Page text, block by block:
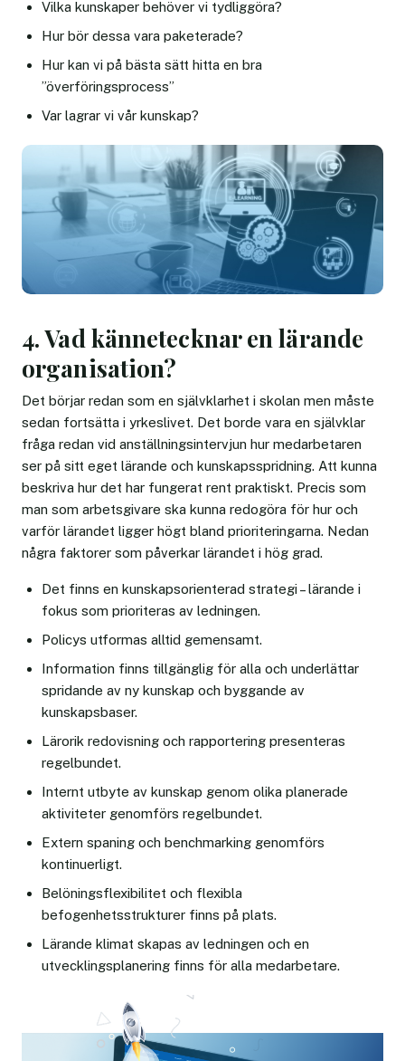
Vilka kunskaper behöver vi tydliggöra?
Hur bör dessa vara paketerade?
Hur kan vi på bästa sätt hitta en bra
”överföringsprocess”
Var lagrar vi vår kunskap?
4. Vad kännetecknar en lärande
organisation?
Det börjar redan som en självklarhet i skolan men måste
sedan fortsätta i yrkeslivet. Det borde vara en självklar
fråga redan vid anställningsintervjun hur medarbetaren
ser på sitt eget lärande och kunskapsspridning. Att kunna
beskriva hur det har fungerat rent praktiskt. Precis som
man som arbetsgivare ska kunna redogöra för hur och
varför lärandet ligger högt bland prioriteringarna. Nedan
några faktorer som påverkar lärandet i hög grad.
Det finns en kunskapsorienterad strategi – lärande i
fokus som prioriteras av ledningen.
Policys utformas alltid gemensamt.
Information finns tillgänglig för alla och underlättar
spridande av ny kunskap och byggande av
kunskapsbaser.
Lärorik redovisning och rapportering presenteras
regelbundet.
Internt utbyte av kunskap genom olika planerade
aktiviteter genomförs regelbundet.
Extern spaning och benchmarking genomförs
kontinuerligt.
Belöningsflexibilitet och flexibla
befogenhetsstrukturer finns på plats.
Lärande klimat skapas av ledningen och en
utvecklingsplanering finns för alla medarbetare.